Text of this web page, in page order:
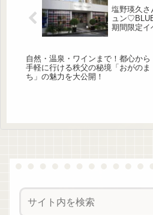
塩野瑛久さ
ュン
期間限定イ
自然・温泉・ワインまで！都心から
手軽に行ける秩父の秘境「おがのま
ち」の魅力を大公開！